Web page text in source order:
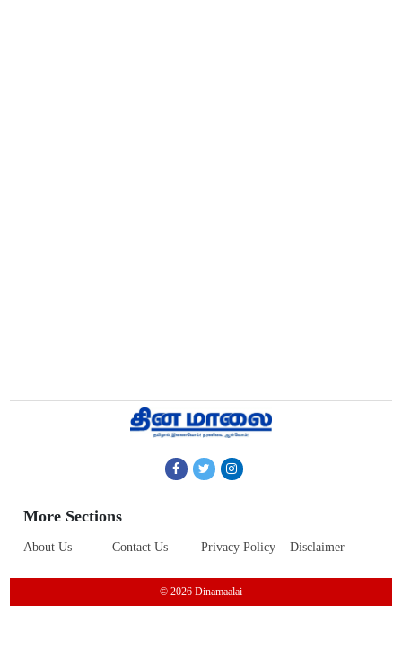
More Sections
About Us Contact Us Privacy Policy Disclaimer
© 2026 Dinamaalai